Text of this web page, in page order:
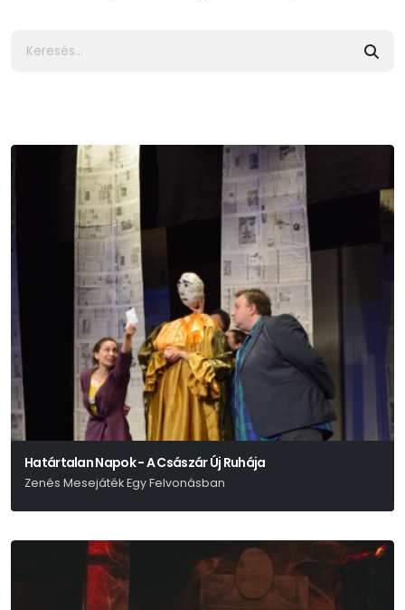
Határtalan Napok - A Császár Új Ruhája
Zenés Mesejáték Egy Felvonásban